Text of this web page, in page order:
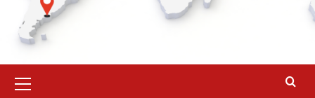
primario